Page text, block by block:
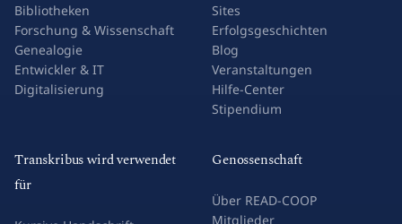
Bibliotheken
Forschung & Wissenschaft
Genealogie
Entwickler & IT
Digitalisierung
Sites
Erfolgsgeschichten
Blog
Veranstaltungen
Hilfe-Center
Stipendium
Transkribus wird verwendet
für
Genossenschaft
Über READ-COOP
Mitglieder